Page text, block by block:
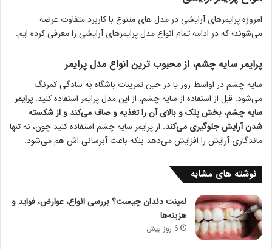
امروزه پرایمرهای آرایشی در مدل های متنوع با کاربرد متفاوت عرضه
می‌شوند؛ که در ادامه تمام انواع مدل پرایمرهای آرایشی را معرفی کرده ایم.
پرایمر سایه چشم، از محبوب ترین انواع مدل پرایمر
سایه چشم در اواسط روز یا در حین تمرینات باشگاه به سادگی کمرنگ
می‌شود. قبل از استفاده از سایه چشم، از این مدل پرایمر استفاده کنید. پرایمر
سایه چشم، بخش پلک و بالای آن را تغذیه و صاف می‌کند و از شکسته
شدن آرایش جلوگیری می‌کند. از پرایمر سایه چشم استفاده کنید چون، نه تنها
ماندگاری آرایش را افزایش می‌دهد بلکه باعث آبرسانی اش هم می‌شود.
نوشته های مشابه
لمینت دندان چیست؟ بررسی انواع، عوارض، فواید و
هزینه‌ها
6 روز پیش